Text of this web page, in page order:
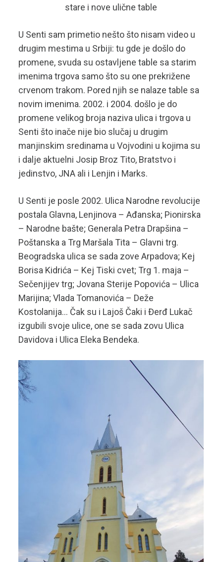
stare i nove ulične table
U Senti sam primetio nešto što nisam video u
drugim mestima u Srbiji: tu gde je došlo do
promene, svuda su ostavljene table sa starim
imenima trgova samo što su one prekrižene
crvenom trakom. Pored njih se nalaze table sa
novim imenima. 2002. i 2004. došlo je do
promene velikog broja naziva ulica i trgova u
Senti što inače nije bio slučaj u drugim
manjinskim sredinama u Vojvodini u kojima su
i dalje aktuelni Josip Broz Tito, Bratstvo i
jedinstvo, JNA ali i Lenjin i Marks.
U Senti je posle 2002. Ulica Narodne revolucije
postala Glavna, Lenjinova – Ađanska; Pionirska
– Narodne bašte; Generala Petra Drapšina –
Poštanska a Trg Maršala Tita – Glavni trg.
Beogradska ulica se sada zove Arpadova; Kej
Borisa Kidrića – Kej Tiski cvet; Trg 1. maja –
Sečenjijev trg; Jovana Sterije Popovića – Ulica
Marijina; Vlada Tomanovića – Deže
Kostolanija… Čak su i Lajoš Čaki i Đerđ Lukač
izgubili svoje ulice, one se sada zovu Ulica
Davidova i Ulica Eleka Bendeka.